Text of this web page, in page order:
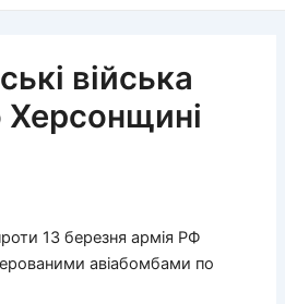
війська
13 березня армія РФ
авіабомбами по